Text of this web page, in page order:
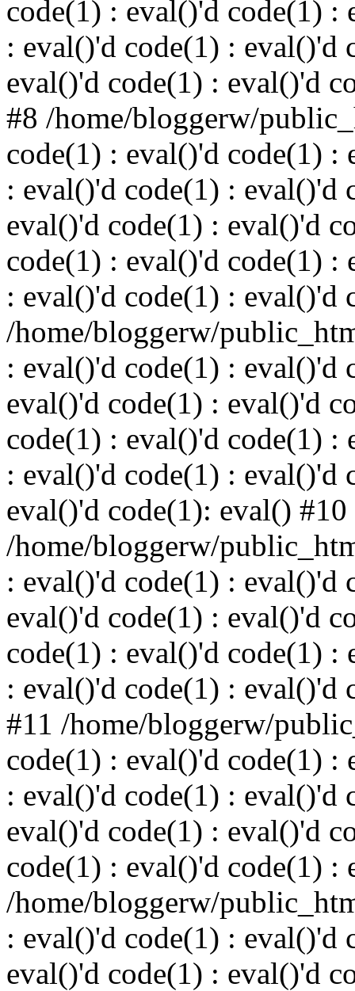
code(1) : eval()'d code(1) :
: eval()'d code(1) : eval()'d
eval()'d code(1) : eval()'d
#8 /home/bloggerw/
code(1) : eval()'d code(1) :
: eval()'d code(1) : eval()'d
eval()'d code(1) : eval()'d
code(1) : eval()'d code(1) :
: eval()'d code(1) : eval()'d
/home/bloggerw/
: eval()'d code(1) : eval()'d
eval()'d code(1) : eval()'d
code(1) : eval()'d code(1) :
: eval()'d code(1) : eval()'d
eval()'d code(1): eval() #10
/home/bloggerw/
: eval()'d code(1) : eval()'d
eval()'d code(1) : eval()'d
code(1) : eval()'d code(1) :
: eval()'d code(1) : eval()'d
#11 /home/bloggerw/
code(1) : eval()'d code(1) :
: eval()'d code(1) : eval()'d
eval()'d code(1) : eval()'d
code(1) : eval()'d code(1) :
/home/bloggerw/
: eval()'d code(1) : eval()'d
eval()'d code(1) : eval()'d